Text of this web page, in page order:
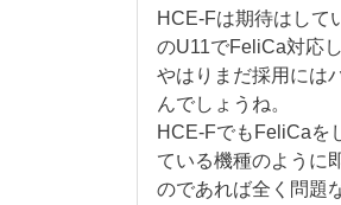
HCE-Fは期待はして
のU11でFeliCa対応
やはりまだ採用には
んでしょうね。
HCE-FでもFeliCaを
ている機種のように
のであれば全く問題